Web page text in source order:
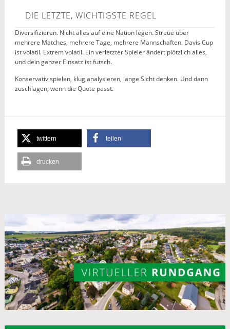
DIE LETZTE, WICHTIGSTE REGEL
Diversifizieren. Nicht alles auf eine Nation legen. Streue über
mehrere Matches, mehrere Tage, mehrere Mannschaften. Davis Cup
ist volatil. Extrem volatil. Ein verletzter Spieler ändert plötzlich alles,
und dein ganzer Einsatz ist futsch.
Konservativ spielen, klug analysieren, lange Sicht denken. Und dann
zuschlagen, wenn die Quote passt.
twittern teilen
drucken